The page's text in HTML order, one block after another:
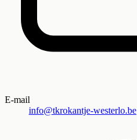
E-mail
info@tkrokantje-westerlo.be